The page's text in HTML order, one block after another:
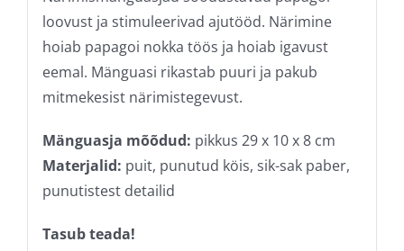
loovust ja stimuleerivad ajutööd. Närimine
hoiab papagoi nokka töös ja hoiab igavust
eemal. Mänguasi rikastab puuri ja pakub
mitmekesist närimistegevust.
Mänguasja mõõdud: pikkus 29 x 10 x 8 cm
Materjalid: puit, punutud köis, sik-sak paber,
punutistest detailid
Tasub teada!